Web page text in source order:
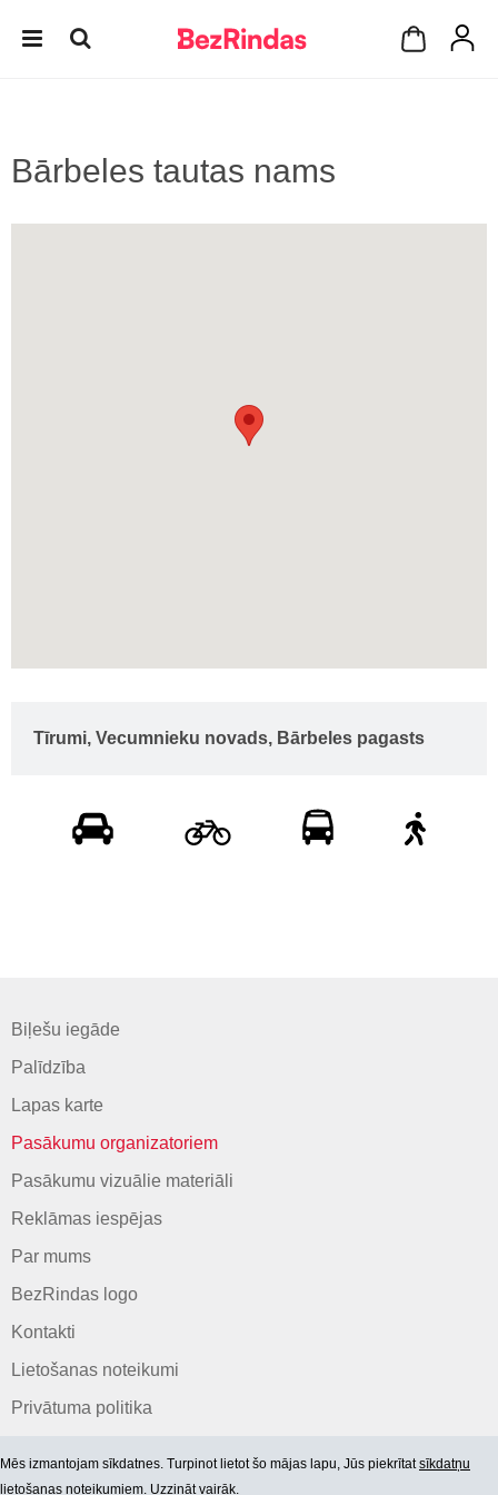
Bārbeles tautas nams
Tīrumi, Vecumnieku novads, Bārbeles pagasts
Biļešu iegāde
Palīdzība
Lapas karte
Pasākumu organizatoriem
Pasākumu vizuālie materiāli
Reklāmas iespējas
Par mums
BezRindas logo
Kontakti
Lietošanas noteikumi
Privātuma politika
Mēs izmantojam sīkdatnes. Turpinot lietot šo mājas lapu, Jūs piekrītatsīkdatņu
lietošanas noteikumiem. Uzzināt vairāk.